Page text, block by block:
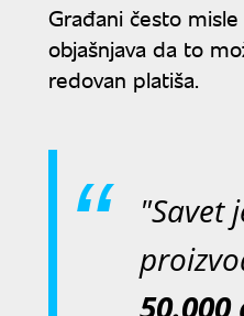
Građani često
objašnjava da to
redovan platiša.
"Savet
50.000